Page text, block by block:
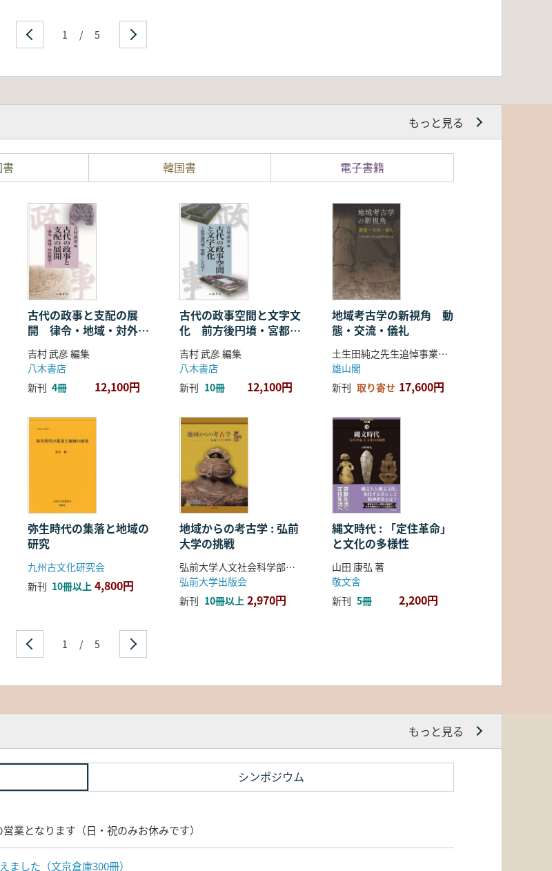
1 / 5
もっと見る
韓国書 電子書籍
古代の政事と支配の展
開 律令・地域・対外関
吉村 武彦 編集
八木書店
新刊 4冊 12,100円
古代の政事空間と文字文
化 前方後円墳・宮都・
吉村 武彦 編集
八木書店
新刊 10冊 12,100円
地域考古学の新視角 動
態・交流・儀礼
土生田純之先生追悼事業会 編
雄山閣
新刊 取り寄せ 17,600円
弥生時代の集落と地域の
研究
九州古文化研究会
新刊 10冊以上 4,800円
地域からの考古学 : 弘前
大学の挑戦
弘前大学人文社会科学部北日本考古学研究センター 編
弘前大学出版会
新刊 10冊以上 2,970円
縄文時代 : 「定住革命」
と文化の多様性
山田 康弘 著
敬文舎
新刊 5冊 2,200円
1 / 5
もっと見る
シンポジウム
業となります（日・祝のみお休みです）
した（文京倉庫300冊）